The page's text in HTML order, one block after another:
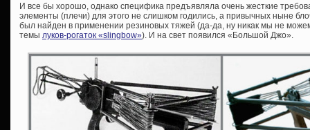
И все бы хорошо, однако специфика предъявляла очень жесткие
элементы (плечи) для этого не слишком годились, а привычных ныне
был найден в применении резиновых тяжей (да-да, ну никак мы не
темы луков-рогаток «slingbow»). И на свет появился «Большой Джо».